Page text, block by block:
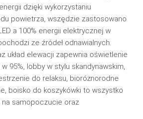
dzięki wykorzystaniu
powietrza, wszędzie zastosowano
a 100% energii elektrycznej w
ze źródeł odnawialnych.
układ elewacji zapewnia oświetlenie
95%, lobby w stylu skandynawskim,
do relaksu, bioróżnorodne
boisko do koszykówki to wszystko
na samopoczucie oraz